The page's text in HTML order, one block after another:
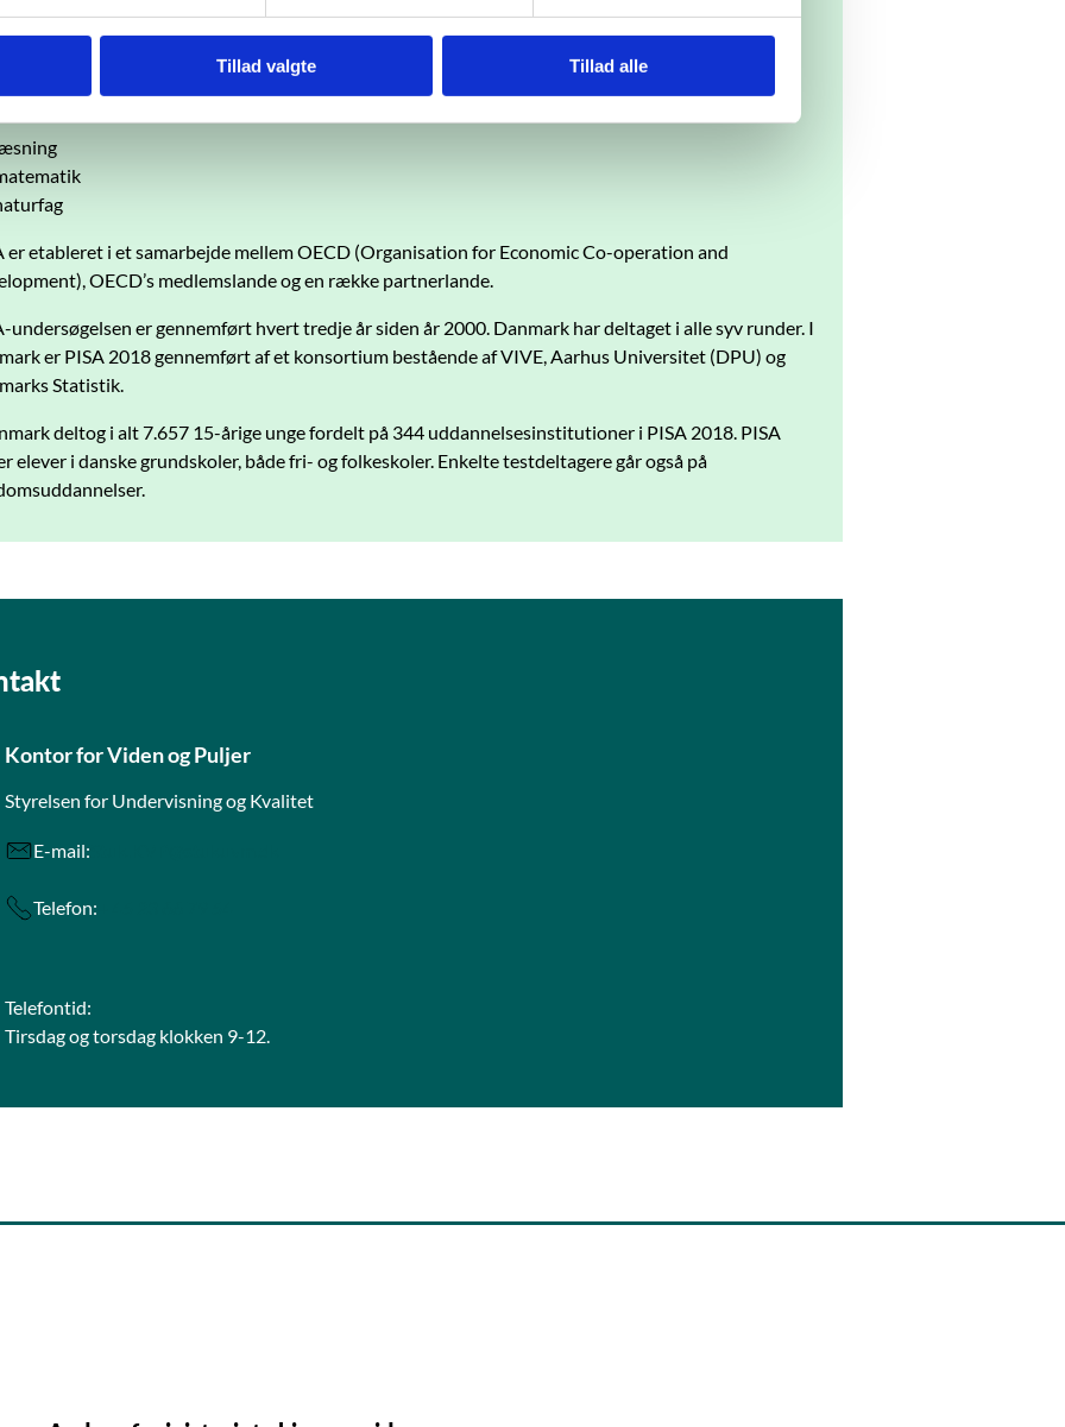
Tillad valgte Tillad alle
om PISA 2018
(Programme for International Student Assessment) er en international undersøgelse af 15-åriges
inden for tre faglige områder:
er etableret i et samarbejde mellem OECD (Organisation for Economic Co-operation and
OECD’s medlemslande og en række partnerlande.
undersøgelsen er gennemført hvert tredje år siden år 2000. Danmark har deltaget i alle syv runder. I
er PISA 2018 gennemført af et konsortium bestående af VIVE, Aarhus Universitet (DPU) og
Statistik.
deltog i alt 7.657 15-årige unge fordelt på 344 uddannelsesinstitutioner i PISA 2018. PISA
elever i danske grundskoler, både fri- og folkeskoler. Enkelte testdeltagere går også på
Kontor for Viden og Puljer
Styrelsen for Undervisning og Kvalitet
E-mail:
Telefon:
Telefontid:
Tirsdag og torsdag klokken 9-12.